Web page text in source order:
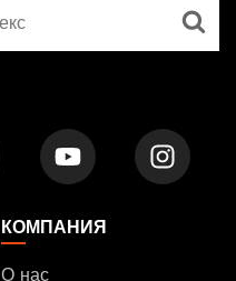
КОМПАНИЯ
О нас